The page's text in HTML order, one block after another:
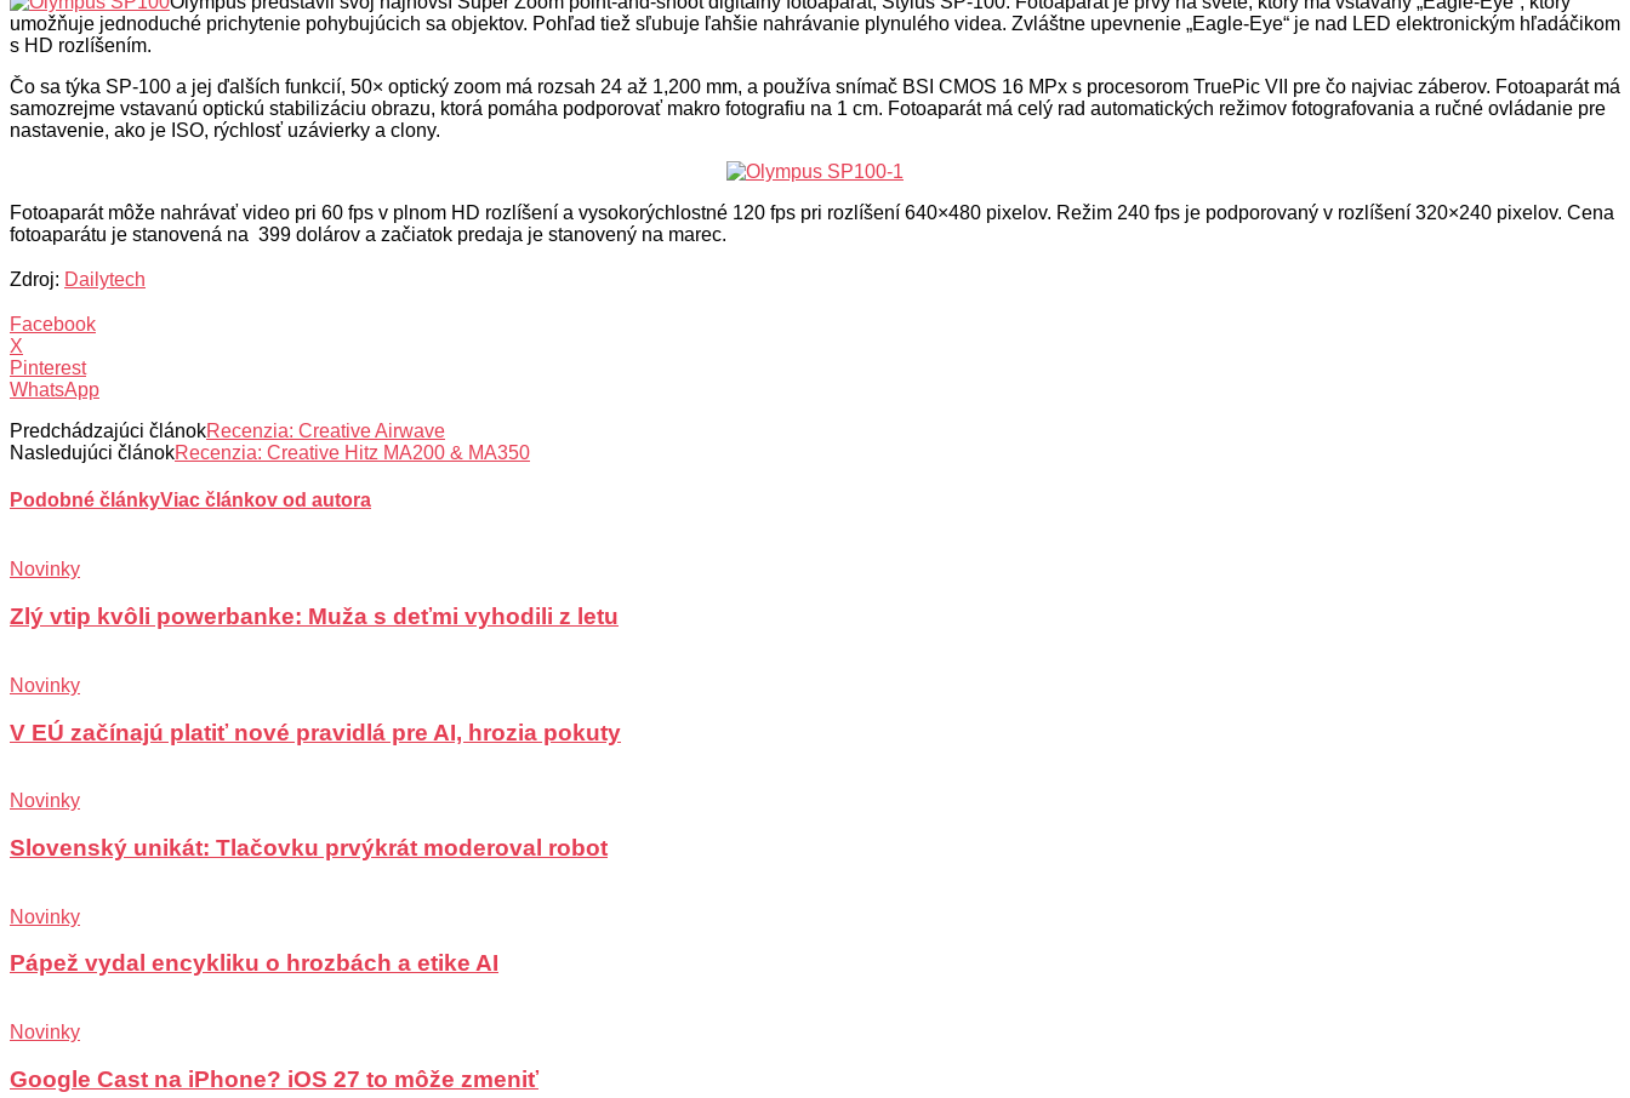
umožňuje jednoduché prichytenie pohybujúcich sa objektov. Pohľad tiež sľubuje ľahšie nahrávanie plynulého videa. Zvláštne upevnenie „Eagle-Eye“ je nad LED elektronickým hľadáčikom
s HD rozlíšením.
Čo sa týka SP-100 a jej ďalších funkcií, 50× optický zoom má rozsah 24 až 1,200 mm, a používa snímač BSI CMOS 16 MPx s procesorom TruePic VII pre čo najviac záberov. Fotoaparát má
samozrejme vstavanú optickú stabilizáciu obrazu, ktorá pomáha podporovať makro fotografiu na 1 cm. Fotoaparát má celý rad automatických režimov fotografovania a ručné ovládanie pre
nastavenie, ako je ISO, rýchlosť uzávierky a clony.
Fotoaparát môže nahrávať video pri 60 fps v plnom HD rozlíšení a vysokorýchlostné 120 fps pri rozlíšení 640×480 pixelov. Režim 240 fps je podporovaný v rozlíšení 320×240 pixelov. Cena
fotoaparátu je stanovená na 399 dolárov a začiatok predaja je stanovený na marec.
Zdroj: Dailytech
Facebook
X
Pinterest
WhatsApp
Predchádzajúci článokRecenzia: Creative Airwave
Nasledujúci článokRecenzia: Creative Hitz MA200 & MA350
Podobné článkyViac článkov od autora
Novinky
Zlý vtip kvôli powerbanke: Muža s deťmi vyhodili z letu
Novinky
V EÚ začínajú platiť nové pravidlá pre AI, hrozia pokuty
Novinky
Slovenský unikát: Tlačovku prvýkrát moderoval robot
Novinky
Pápež vydal encykliku o hrozbách a etike AI
Novinky
Google Cast na iPhone? iOS 27 to môže zmeniť